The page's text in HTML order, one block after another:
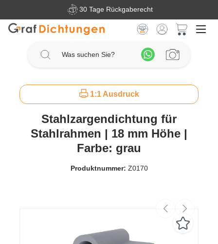
Zum Hauptinhalt springen30 Tage Rückgaberecht
1:1 Ausdruck
Stahlzargendichtung für
Stahlrahmen | 18 mm Höhe |
Farbe: grau
Produktnummer: Z0170